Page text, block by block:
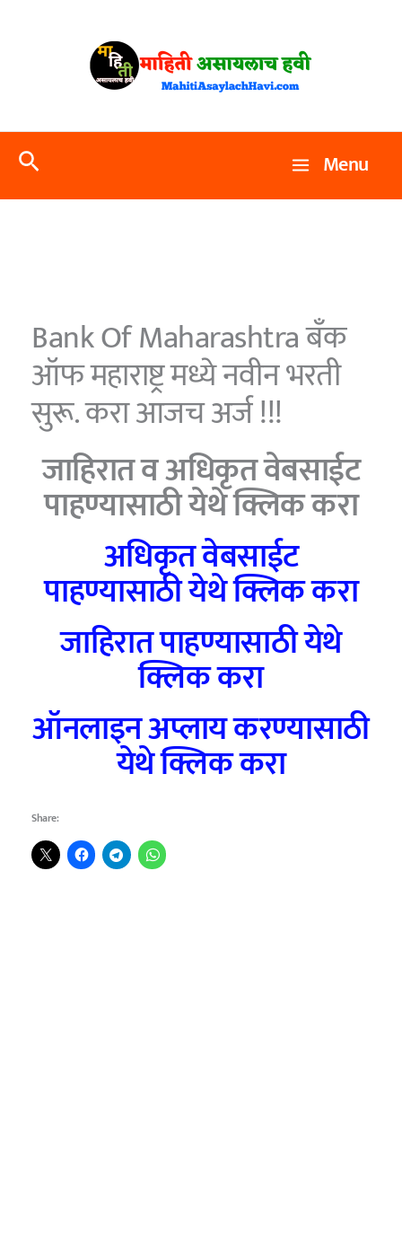
Search Menu
Bank Of Maharashtra बँक
ऑफ महाराष्ट्र मध्ये नवीन भरती
सुरू. करा आजच अर्ज !!!
जाहिरात व अधिकृत वेबसाईट
पाहण्यासाठी येथे क्लिक करा
अधिकृत वेबसाईट
पाहण्यासाठी येथे क्लिक करा
जाहिरात पाहण्यासाठी येथे
क्लिक करा
ऑनलाइन अप्लाय करण्यासाठी
येथे क्लिक करा
Share: